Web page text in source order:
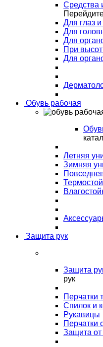
Средства
Для глаз
Для
Для
При
Для
Обувь рабочая
Летняя
Зимняя
Защита рук
Защита
рук
Перчатки
Спилок и
Рукавицы
Перчатки
Защита